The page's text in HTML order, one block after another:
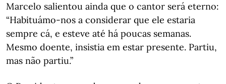
Marcelo salientou ainda que o cantor será eterno:
“Habituámo-nos a considerar que ele estaria
sempre cá, e esteve até há poucas semanas.
Mesmo doente, insistia em estar presente. Partiu,
mas não partiu.”